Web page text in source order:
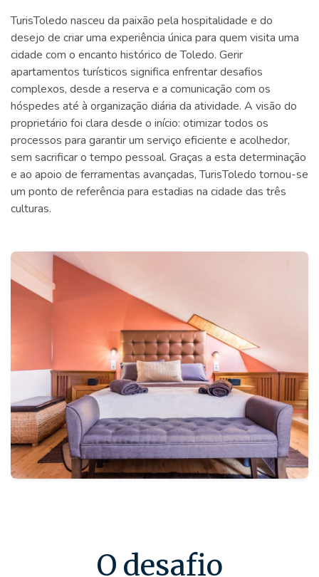
TurisToledo nasceu da paixão pela hospitalidade e do
desejo de criar uma experiência única para quem visita uma
cidade com o encanto histórico de Toledo. Gerir
apartamentos turísticos significa enfrentar desafios
complexos, desde a reserva e a comunicação com os
hóspedes até à organização diária da atividade. A visão do
proprietário foi clara desde o início: otimizar todos os
processos para garantir um serviço eficiente e acolhedor,
sem sacrificar o tempo pessoal. Graças a esta determinação
e ao apoio de ferramentas avançadas, TurisToledo tornou-se
um ponto de referência para estadias na cidade das três
culturas.
O desafio